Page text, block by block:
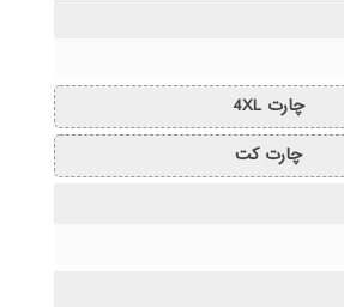
چارت 4XL
چارت کت